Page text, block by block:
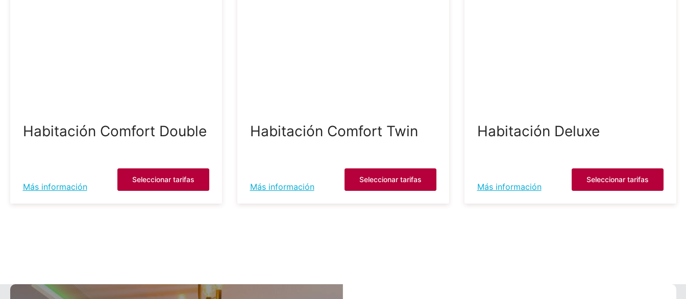
Habitación Comfort Double
Más información
Seleccionar tarifas
Habitación Comfort Twin
Más información
Seleccionar tarifas
Habitación Deluxe
Más información
Seleccionar tarifas